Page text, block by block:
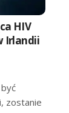
HIV
Irlandii
zostanie